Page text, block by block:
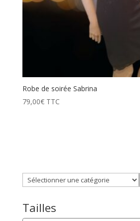
Robe de soirée Sabrina
79,00€ TTC
Sélectionner
une
Tailles